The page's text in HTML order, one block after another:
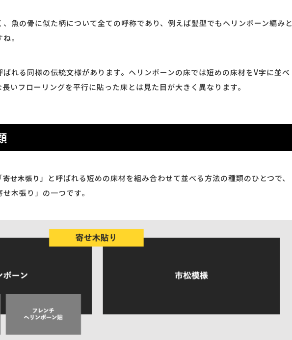
魚の骨に似た柄について全ての呼称であり、例えば髪型でもヘリンボーン編みと
。
れる同様の伝統文様があります。ヘリンボーンの床では短めの床材をV字に並べ
いフローリングを平行に貼った床とは見た目が大きく異なります。
寄せ木張り 」と呼ばれる短めの床材を組み合わせて並べる方法の種類のひとつで、
木張り」の一つです。